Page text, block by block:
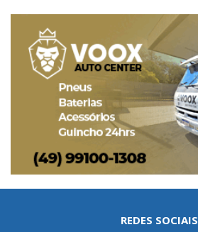
REDES SOCIAIS